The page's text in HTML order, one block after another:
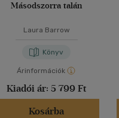
Másodszorra talán
Laura Barrow
Könyv
Árinformációk
Kiadói ár: 5 799 Ft
Kosárba